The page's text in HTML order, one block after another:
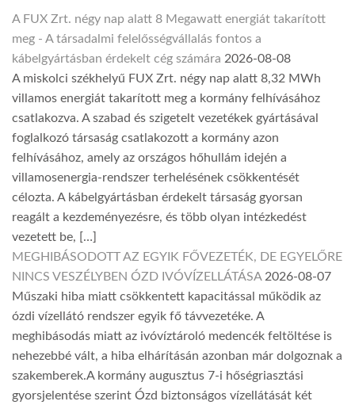
A FUX Zrt. négy nap alatt 8 Megawatt energiát takarított
meg - A társadalmi felelősségvállalás fontos a
kábelgyártásban érdekelt cég számára 2026-08-08
A miskolci székhelyű FUX Zrt. négy nap alatt 8,32 MWh
villamos energiát takarított meg a kormány felhívásához
csatlakozva. A szabad és szigetelt vezetékek gyártásával
foglalkozó társaság csatlakozott a kormány azon
felhívásához, amely az országos hőhullám idején a
villamosenergia-rendszer terhelésének csökkentését
célozta. A kábelgyártásban érdekelt társaság gyorsan
reagált a kezdeményezésre, és több olyan intézkedést
vezetett be, […]
MEGHIBÁSODOTT AZ EGYIK FŐVEZETÉK, DE EGYELŐRE
NINCS VESZÉLYBEN ÓZD IVÓVÍZELLÁTÁSA 2026-08-07
Műszaki hiba miatt csökkentett kapacitással működik az
ózdi vízellátó rendszer egyik fő távvezetéke. A
meghibásodás miatt az ivóvíztároló medencék feltöltése is
nehezebbé vált, a hiba elhárításán azonban már dolgoznak a
szakemberek.A kormány augusztus 7-i hőségriasztási
gyorsjelentése szerint Ózd biztonságos vízellátását két